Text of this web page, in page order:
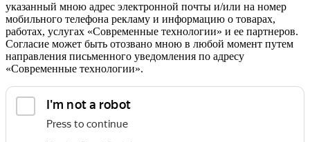
указанный мною адрес электронной почты и/или на номер
мобильного телефона рекламу и информацию о товарах,
работах, услугах «Современные технологии» и ее партнеров.
Согласие может быть отозвано мною в любой момент путем
направления письменного уведомления по адресу
«Современные технологии».